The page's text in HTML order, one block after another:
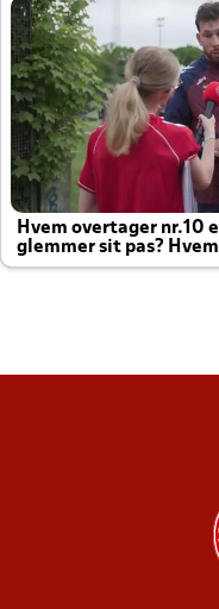
Hvem overtager nr.10
glemmer sit pas?
altid til efter kampe?